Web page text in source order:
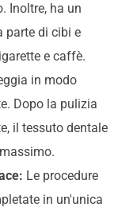
Inoltre, ha un
parte di cibi e
e caffè.
in modo
Dopo la pulizia
il tessuto dentale
Le procedure
in un'unica